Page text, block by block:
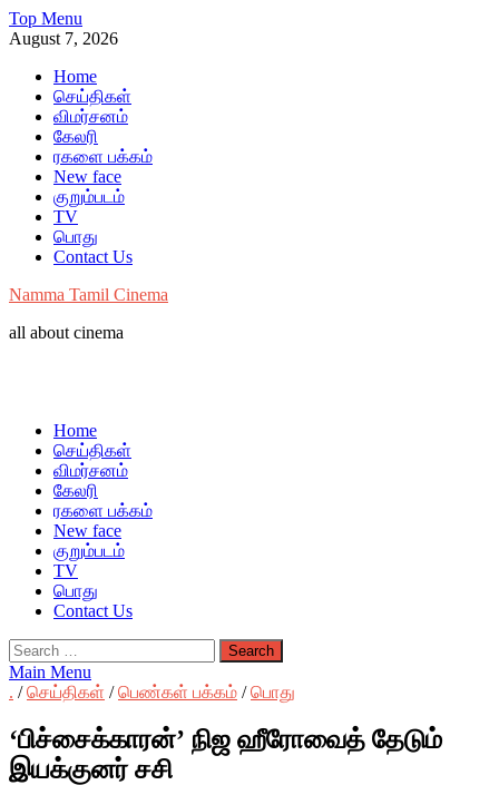
Skip
to
Top Menu
August 7, 2026
Home
செய்திகள்
விமர்சனம்
கேலரி
ரகளை பக்கம்
New face
குறும்படம்
TV
பொது
Contact Us
Namma Tamil Cinema
all about cinema
Home
செய்திகள்
விமர்சனம்
கேலரி
ரகளை பக்கம்
New face
குறும்படம்
TV
பொது
Contact Us
Search
for:
Main Menu
. /செய்திகள் /பெண்கள் பக்கம் /பொது
‘பிச்சைக்காரன்’ நிஜ ஹீரோவைத் தேடும்
இயக்குனர் சசி